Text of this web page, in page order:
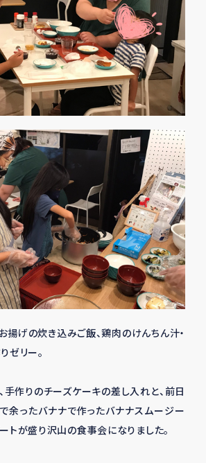
揚げの炊き込みご飯、鶏肉のけんちん汁・
ゼリー。
手作りのチーズケーキの差し入れと、前日
余ったバナナで作ったバナナスムージー
トが盛り沢山の食事会になりました。